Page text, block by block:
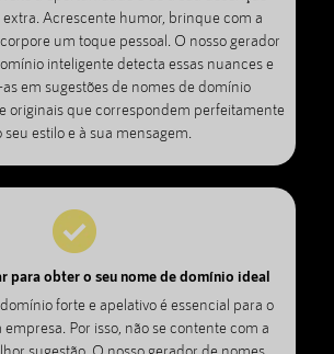
Acrescente humor, brinque com a
um toque pessoal. O nosso gerador
inteligente detecta essas nuances e
em sugestões de nomes de domínio
originais que correspondem perfeitamente
seu estilo e à sua mensagem.
para obter o seu nome de domínio ideal
forte e apelativo é essencial para o
Por isso, não se contente com a